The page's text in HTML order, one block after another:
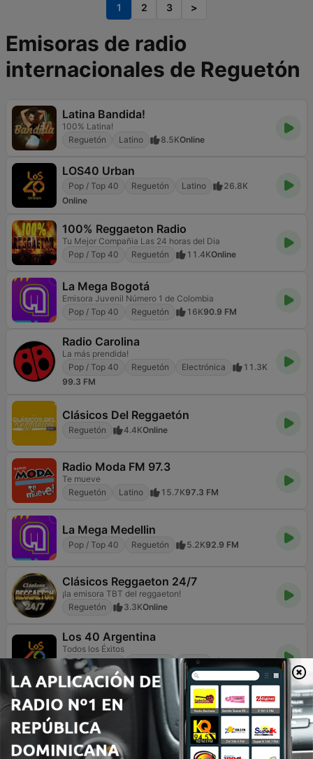
1
2 3 >
Emisoras de radio
internacionales de Reguetón
Latina Bandida!
100% Latina!
Reguetón
Latino 8.5KOnline
LOS40 Urban
Pop / Top 40 Reguetón Latino
26.8K
Online
100% Reggaeton Radio
Tu Mejor Compañia Las 24 horas del Dia
Pop / Top 40
Reguetón 11.4KOnline
La Mega Bogotá
Emisora Juvenil Número 1 de Colombia
Pop / Top 40
Reguetón 16K90.9 FM
Radio Carolina
La más prendida!
Pop / Top 40
Reguetón Electrónica
11.3K
99.3 FM
Clásicos Del Reggaetón
Reguetón 4.4KOnline
Radio Moda FM 97.3
Te mueve
Reguetón
Latino 15.7K97.3 FM
La Mega Medellin
Pop / Top 40 Reguetón 5.2K92.9 FM
Clásicos Reggaeton 24/7
¡la emisora TBT del reggaeton!
Reguetón
3.3KOnline
Los 40 Argentina
Todos los Éxitos
Pop / Top 40
Reguetón Latino
20.7K
105.5 FM